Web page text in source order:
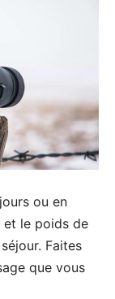
ou en
et le poids de
Faites
que vous